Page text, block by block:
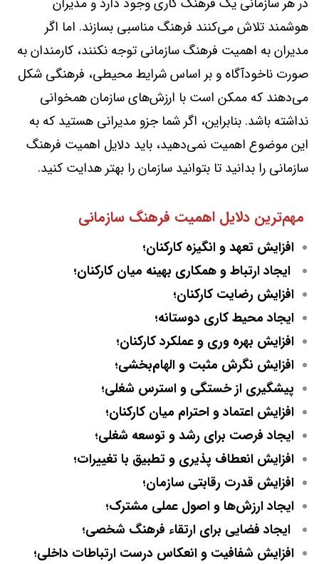
هوشمند تلاش می‌کنند فرهنگ مناسبی بسازند. اما اگر
مدیران به اهمیت فرهنگ سازمانی توجه نکنند، کارمندان به
صورت ناخودآگاه و بر اساس شرایط محیطی، فرهنگی شکل
می‌دهند که ممکن است با ارزش‌های سازمان همخوانی
نداشته باشد. بنابراین، اگر شما جزو مدیرانی هستید که به
این موضوع اهمیت نمی‌دهید، باید دلایل اهمیت فرهنگ
سازمانی را بدانید تا بتوانید سازمان را بهتر هدایت کنید.
مهم‌ترین دلایل اهمیت فرهنگ سازمانی
افزایش تعهد و انگیزه کارکنان؛
ایجاد ارتباط و همکاری بهینه میان کارکنان؛
افزایش رضایت کارکنان؛
ایجاد محیط کاری دوستانه؛
افزایش بهره وری و عملکرد کارکنان؛
افزایش نگرش مثبت و الهام‌بخشی؛
پیشگیری از خستگی و استرس شغلی؛
افزایش اعتماد و احترام میان کارکنان؛
ایجاد فرصت برای رشد و توسعه شغلی؛
افزایش انعطاف پذیری و تطبیق با تغییرات؛
افزایش قدرت رقابتی سازمان؛
ایجاد ارزش‌ها و اصول عملی مشترک؛
ایجاد فضایی برای ارتقاء فرهنگ شخصی؛
افزایش شفافیت و انعکاس درست ارتباطات داخلی؛